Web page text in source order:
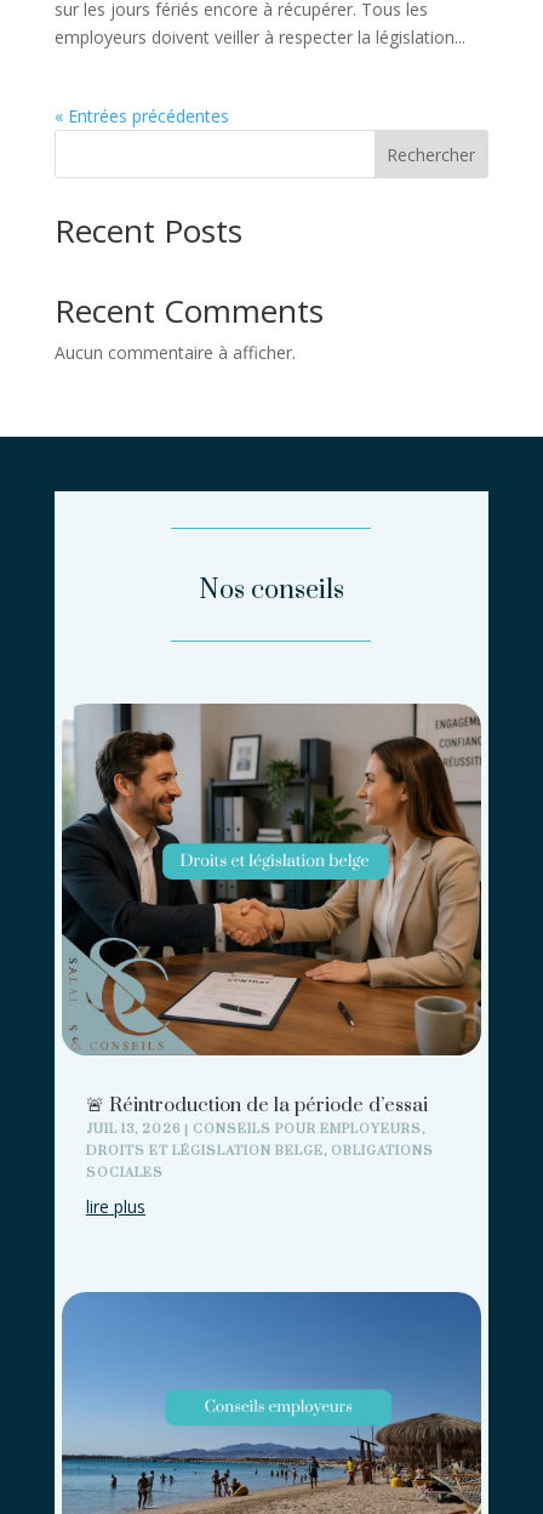
sur les jours fériés encore à récupérer. Tous les
employeurs doivent veiller à respecter la législation...
« Entrées précédentes
Rechercher
Recent Posts
Recent Comments
Aucun commentaire à afficher.
Nos conseils
🚨 Réintroduction de la période d’essai
JUIL 13, 2026| CONSEILS POUR EMPLOYEURS,
DROITS ET LÉGISLATION BELGE, OBLIGATIONS
SOCIALES
lire plus